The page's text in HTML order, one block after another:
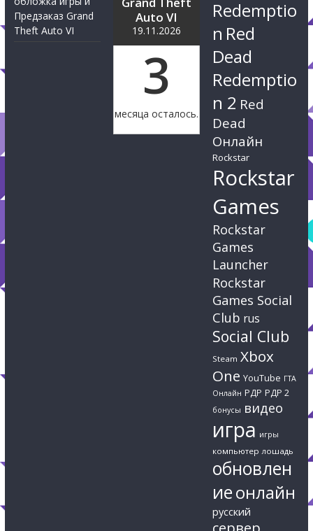
Предзаказ Grand
Theft Auto VI
Auto VI
19.11.2026
3
месяца осталось.
Redemptio
n Red
Dead
Redemptio
n 2 Red
Dead
Онлайн
Rockstar
Rockstar
Games
Rockstar
Games
Launcher
Rockstar
Games Social
Club rus
Social Club
Steam Xbox
One YouTube ГТА
Онлайн РДР РДР 2
бонусы видео
игра игры
компьютер лошадь
обновлен
иеонлайн
русский